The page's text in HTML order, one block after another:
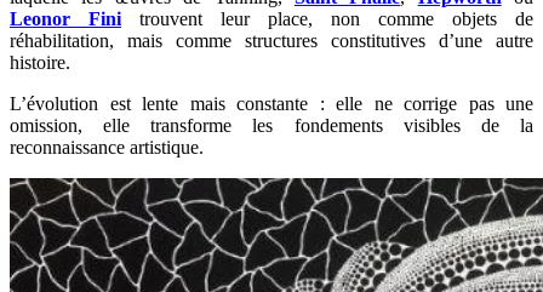
Leonor Fini trouvent leur place, non comme objets de
réhabilitation, mais comme structures constitutives d’une autre
histoire.
L’évolution est lente mais constante : elle ne corrige pas une
omission, elle transforme les fondements visibles de la
reconnaissance artistique.